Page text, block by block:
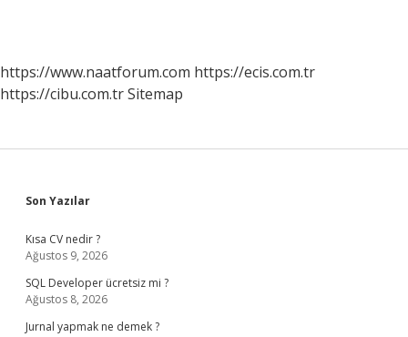
https://www.naatforum.com https://ecis.com.tr
https://cibu.com.trSitemap
Sidebar
Son Yazılar
Kısa CV nedir ?
Ağustos 9, 2026
SQL Developer ücretsiz mi ?
Ağustos 8, 2026
Jurnal yapmak ne demek ?